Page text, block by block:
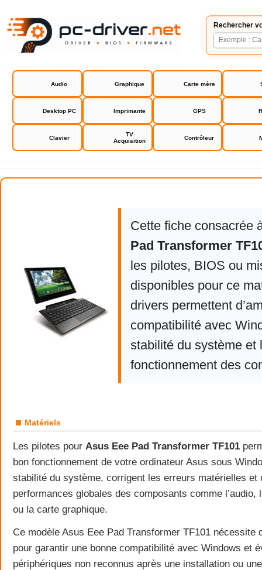
Rechercher
Audio Graphique Carte mère
Desktop PC Imprimante GPS
Clavier
TV
Acquisition
Contrôleur
Asus Eee Pad Transformer TF101
Cette fiche consacrée
Pad Transformer
les pilotes, BIOS ou
disponibles pour ce
drivers permettent
compatibilité avec
stabilité du système et
fonctionnement des
■ Matériels
Les pilotes pour Asus Eee Pad Transformer TF101
bon fonctionnement de votre ordinateur Asus sous
stabilité du système, corrigent les erreurs matérielles et
performances globales des composants comme l’audio,
ou la carte graphique.
Ce modèle Asus Eee Pad Transformer TF101 nécessite
pour garantir une bonne compatibilité avec Windows et
périphériques non reconnus après une installation ou